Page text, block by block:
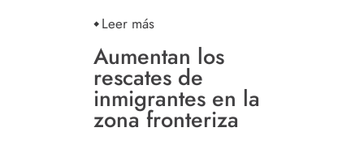
Leer más
Aumentan los
rescates de
inmigrantes en la
zona fronteriza